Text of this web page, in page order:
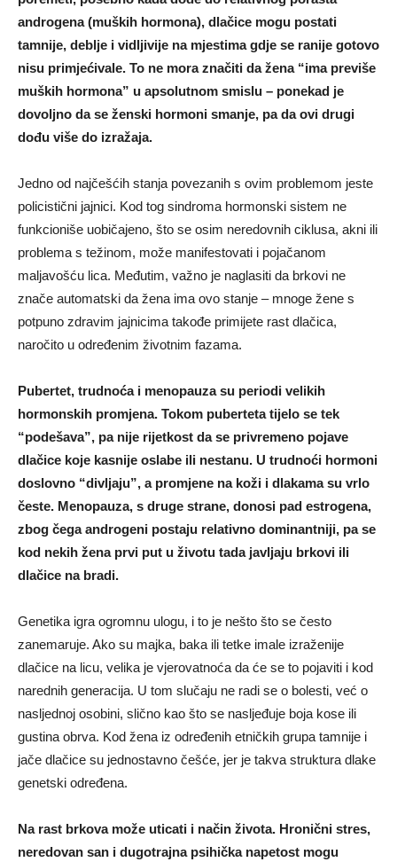
androgena (muških hormona), dlačice mogu postati
tamnije, deblje i vidljivije na mjestima gdje se ranije gotovo
nisu primjećivale. To ne mora značiti da žena “ima previše
muških hormona” u apsolutnom smislu – ponekad je
dovoljno da se ženski hormoni smanje, pa da ovi drugi
dođu više do izražaja.
Jedno od najčešćih stanja povezanih s ovim problemom jeste
policistični jajnici. Kod tog sindroma hormonski sistem ne
funkcioniše uobičajeno, što se osim neredovnih ciklusa, akni ili
problema s težinom, može manifestovati i pojačanom
maljavošću lica. Međutim, važno je naglasiti da brkovi ne
znače automatski da žena ima ovo stanje – mnoge žene s
potpuno zdravim jajnicima takođe primijete rast dlačica,
naročito u određenim životnim fazama.
Pubertet, trudnoća i menopauza su periodi velikih
hormonskih promjena. Tokom puberteta tijelo se tek
“podešava”, pa nije rijetkost da se privremeno pojave
dlačice koje kasnije oslabe ili nestanu. U trudnoći hormoni
doslovno “divljaju”, a promjene na koži i dlakama su vrlo
česte. Menopauza, s druge strane, donosi pad estrogena,
zbog čega androgeni postaju relativno dominantniji, pa se
kod nekih žena prvi put u životu tada javljaju brkovi ili
dlačice na bradi.
Genetika igra ogromnu ulogu, i to je nešto što se često
zanemaruje. Ako su majka, baka ili tetke imale izraženije
dlačice na licu, velika je vjerovatnoća da će se to pojaviti i kod
narednih generacija. U tom slučaju ne radi se o bolesti, već o
nasljednoj osobini, slično kao što se nasljeđuje boja kose ili
gustina obrva. Kod žena iz određenih etničkih grupa tamnije i
jače dlačice su jednostavno češće, jer je takva struktura dlake
genetski određena.
Na rast brkova može uticati i način života. Hronični stres,
neredovan san i dugotrajna psihička napetost mogu